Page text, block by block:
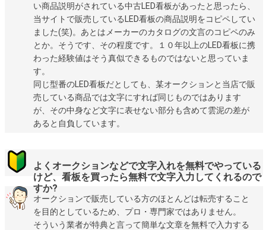
い商品説明がされている中古LED看板があったと思ったら、
当サイトで販売しているLED看板の商品説明をコピペしてい
ました(笑)。あとはメーカーのカタログの文言のコピペのみ
とか。そうです、その程度です。１０年以上のLED看板に携
わった経験値はそう真似できるものではないと思っていま
す。
同じ型番のLED看板だとしても、某オークションと当店で販
売している商品では文字にすれば同じものではあります
が、その中身など文字に表せない部分も含めて雲泥の差が
あると自負しています。
よくオークションなどで文字入れを無料でやっている
けど、看板を買ったら無料で文字入力してくれるので
すか?
オークションで販売している方のほとんどは転売すること
を目的としているため、プロ・専門家ではありません。
そういう業者が特典と言って簡単な文章を無料で入力する